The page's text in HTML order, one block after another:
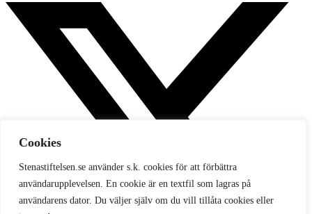
Cookies
Stenastiftelsen.se använder s.k. cookies för att förbättra
användarupplevelsen. En cookie är en textfil som lagras på
användarens dator. Du väljer själv om du vill tillåta cookies eller